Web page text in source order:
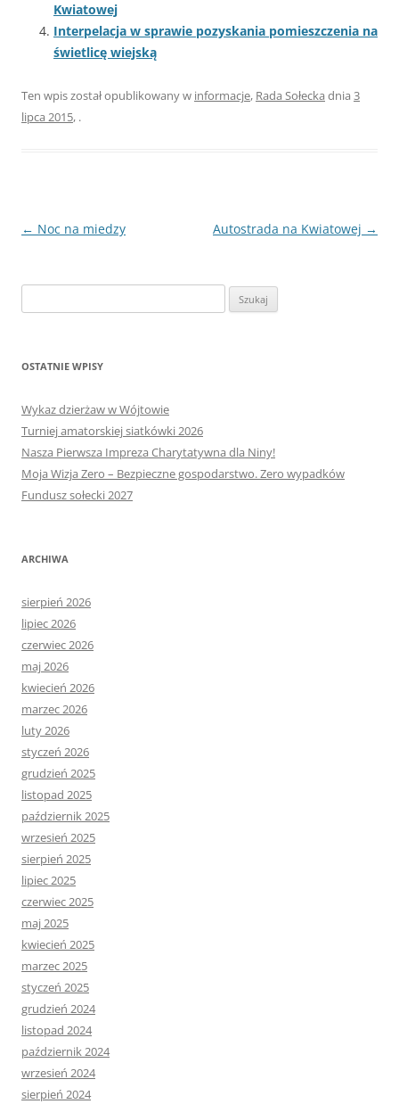
Kwiatowej
Interpelacja w sprawie pozyskania pomieszczenia na
świetlicę wiejską
Ten wpis został opublikowany w informacje, Rada Sołecka dnia 3
lipca 2015, .
Nawigacja
← Noc na miedzy Autostrada na Kwiatowej →
OSTATNIE WPISY
Wykaz dzierżaw w Wójtowie
Turniej amatorskiej siatkówki 2026
Nasza Pierwsza Impreza Charytatywna dla Niny!
Moja Wizja Zero – Bezpieczne gospodarstwo. Zero wypadków
Fundusz sołecki 2027
ARCHIWA
sierpień 2026
lipiec 2026
czerwiec 2026
maj 2026
kwiecień 2026
marzec 2026
luty 2026
styczeń 2026
grudzień 2025
listopad 2025
październik 2025
wrzesień 2025
sierpień 2025
lipiec 2025
czerwiec 2025
maj 2025
kwiecień 2025
marzec 2025
styczeń 2025
grudzień 2024
listopad 2024
październik 2024
wrzesień 2024
sierpień 2024